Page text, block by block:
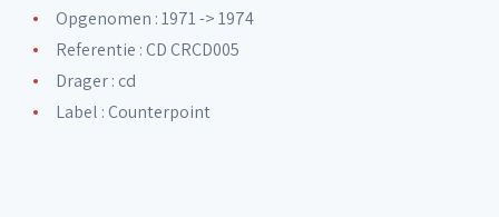
10. Dag Madam merci
11. S.U.S.
Opgenomen : 1971 -> 1974
Referentie : CD CRCD005
Drager : cd
Label :Counterpoint